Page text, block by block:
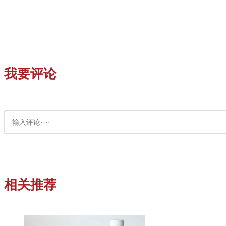
我要评论
相关推荐